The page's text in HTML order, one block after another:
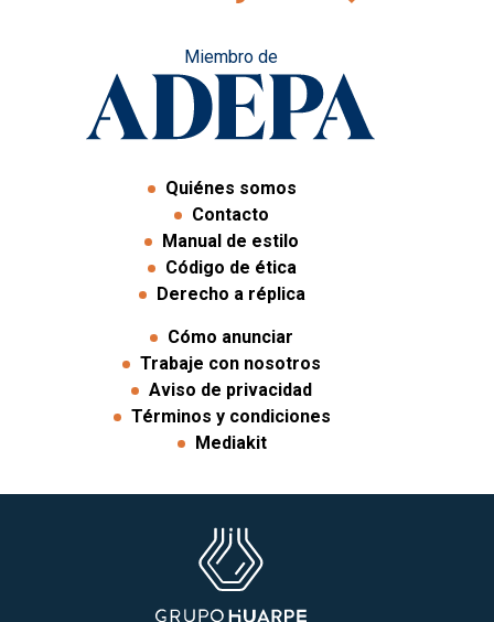
Miembro de
Quiénes somos
Contacto
Manual de estilo
Código de ética
Derecho a réplica
Cómo anunciar
Trabaje con nosotros
Aviso de privacidad
Términos y condiciones
Mediakit